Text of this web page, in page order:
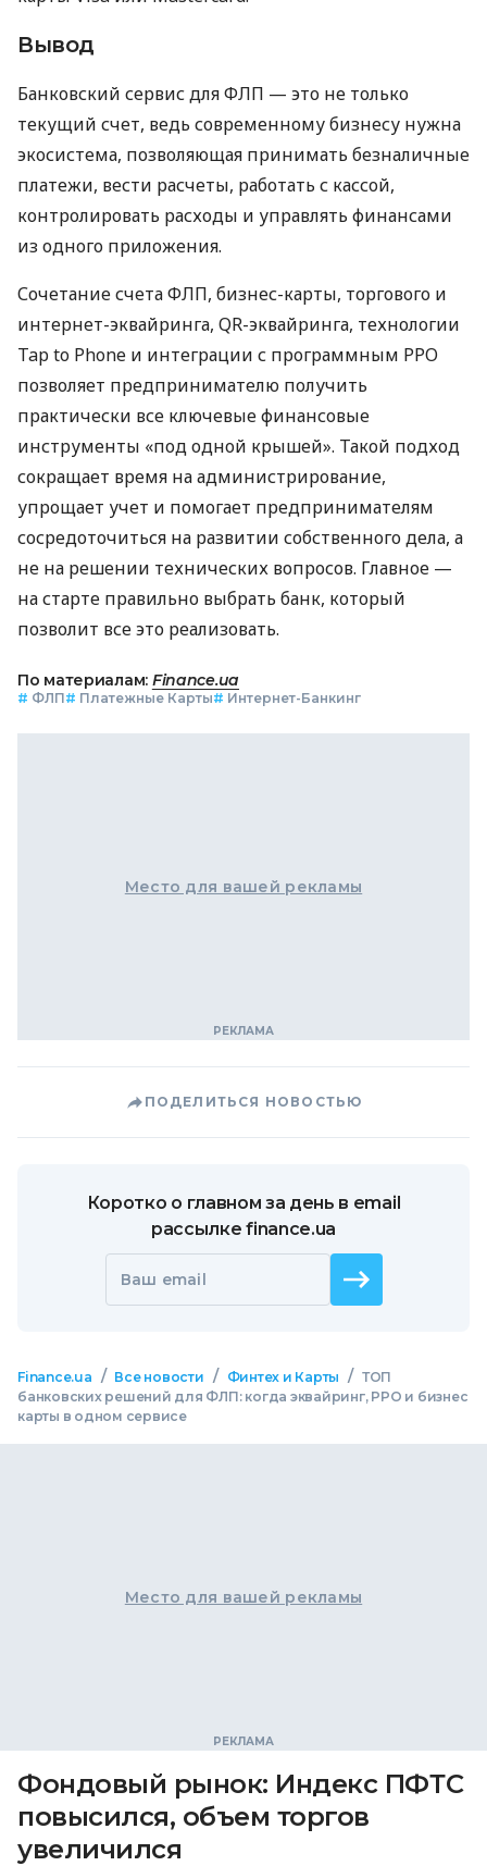
Вывод
Банковский сервис для ФЛП — это не только
текущий счет, ведь современному бизнесу нужна
экосистема, позволяющая принимать безналичные
платежи, вести расчеты, работать с кассой,
контролировать расходы и управлять финансами
из одного приложения.
Сочетание счета ФЛП, бизнес-карты, торгового и
интернет-эквайринга, QR-эквайринга, технологии
Tap to Phone и интеграции с программным РРО
позволяет предпринимателю получить
практически все ключевые финансовые
инструменты «под одной крышей». Такой подход
сокращает время на администрирование,
упрощает учет и помогает предпринимателям
сосредоточиться на развитии собственного дела, а
не на решении технических вопросов. Главное —
на старте правильно выбрать банк, который
позволит все это реализовать.
По материалам: Finance.ua
# ФЛП# Платежные Карты# Интернет-Банкинг
Место для вашей рекламы
ПОДЕЛИТЬСЯ НОВОСТЬЮ
Коротко о главном за день в email
рассылке finance.ua
Ваш email
Finance.ua / Все новости / Финтех и Карты / ТОП
банковских решений для ФЛП: когда эквайринг, РРО и бизнес
карты в одном сервисе
Место для вашей рекламы
Фондовый рынок: Индекс ПФТС
повысился, объем торгов
увеличился